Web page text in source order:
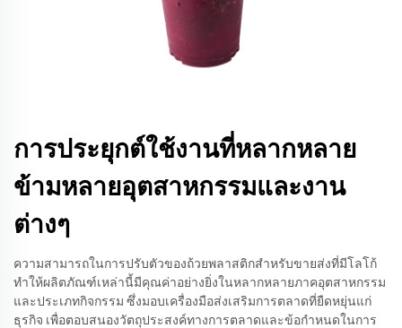
การประยุกต์ใช้งานที่หลากหลาย
ข้ามหลายอุตสาหกรรมและงาน
ต่างๆ
ความสามารถในการปรับตัวของถ้วยพลาสติกสำหรับขายส่งที่มีโลโก้
ทำให้ผลิตภัณฑ์เหล่านี้มีคุณค่าอย่างยิ่งในหลากหลายภาคอุตสาหกรรม
และประเภทกิจกรรม ซึ่งมอบเครื่องมือส่งเสริมการตลาดที่ยืดหยุ่นแก่
ธุรกิจ เพื่อตอบสนองวัตถุประสงค์ทางการตลาดและข้อกำหนดในการ